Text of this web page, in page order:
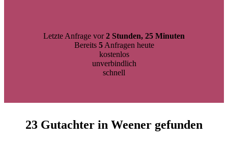
Letzte Anfrage vor2 Stunden, 25 Minuten
Bereits 5Anfragen heute
kostenlos
unverbindlich
schnell
23 Gutachter in Weener gefunden